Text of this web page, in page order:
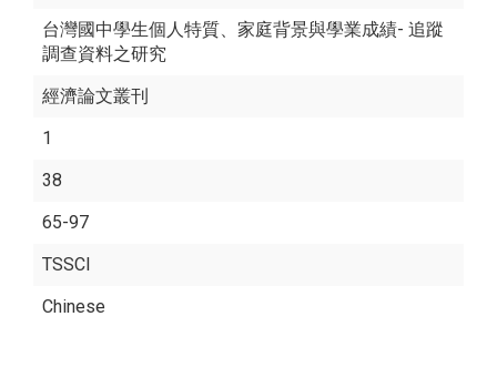
台灣國中學生個人特質、家庭背景與學業成績- 追蹤
調查資料之研究
經濟論文叢刊
1
38
65-97
TSSCI
Chinese